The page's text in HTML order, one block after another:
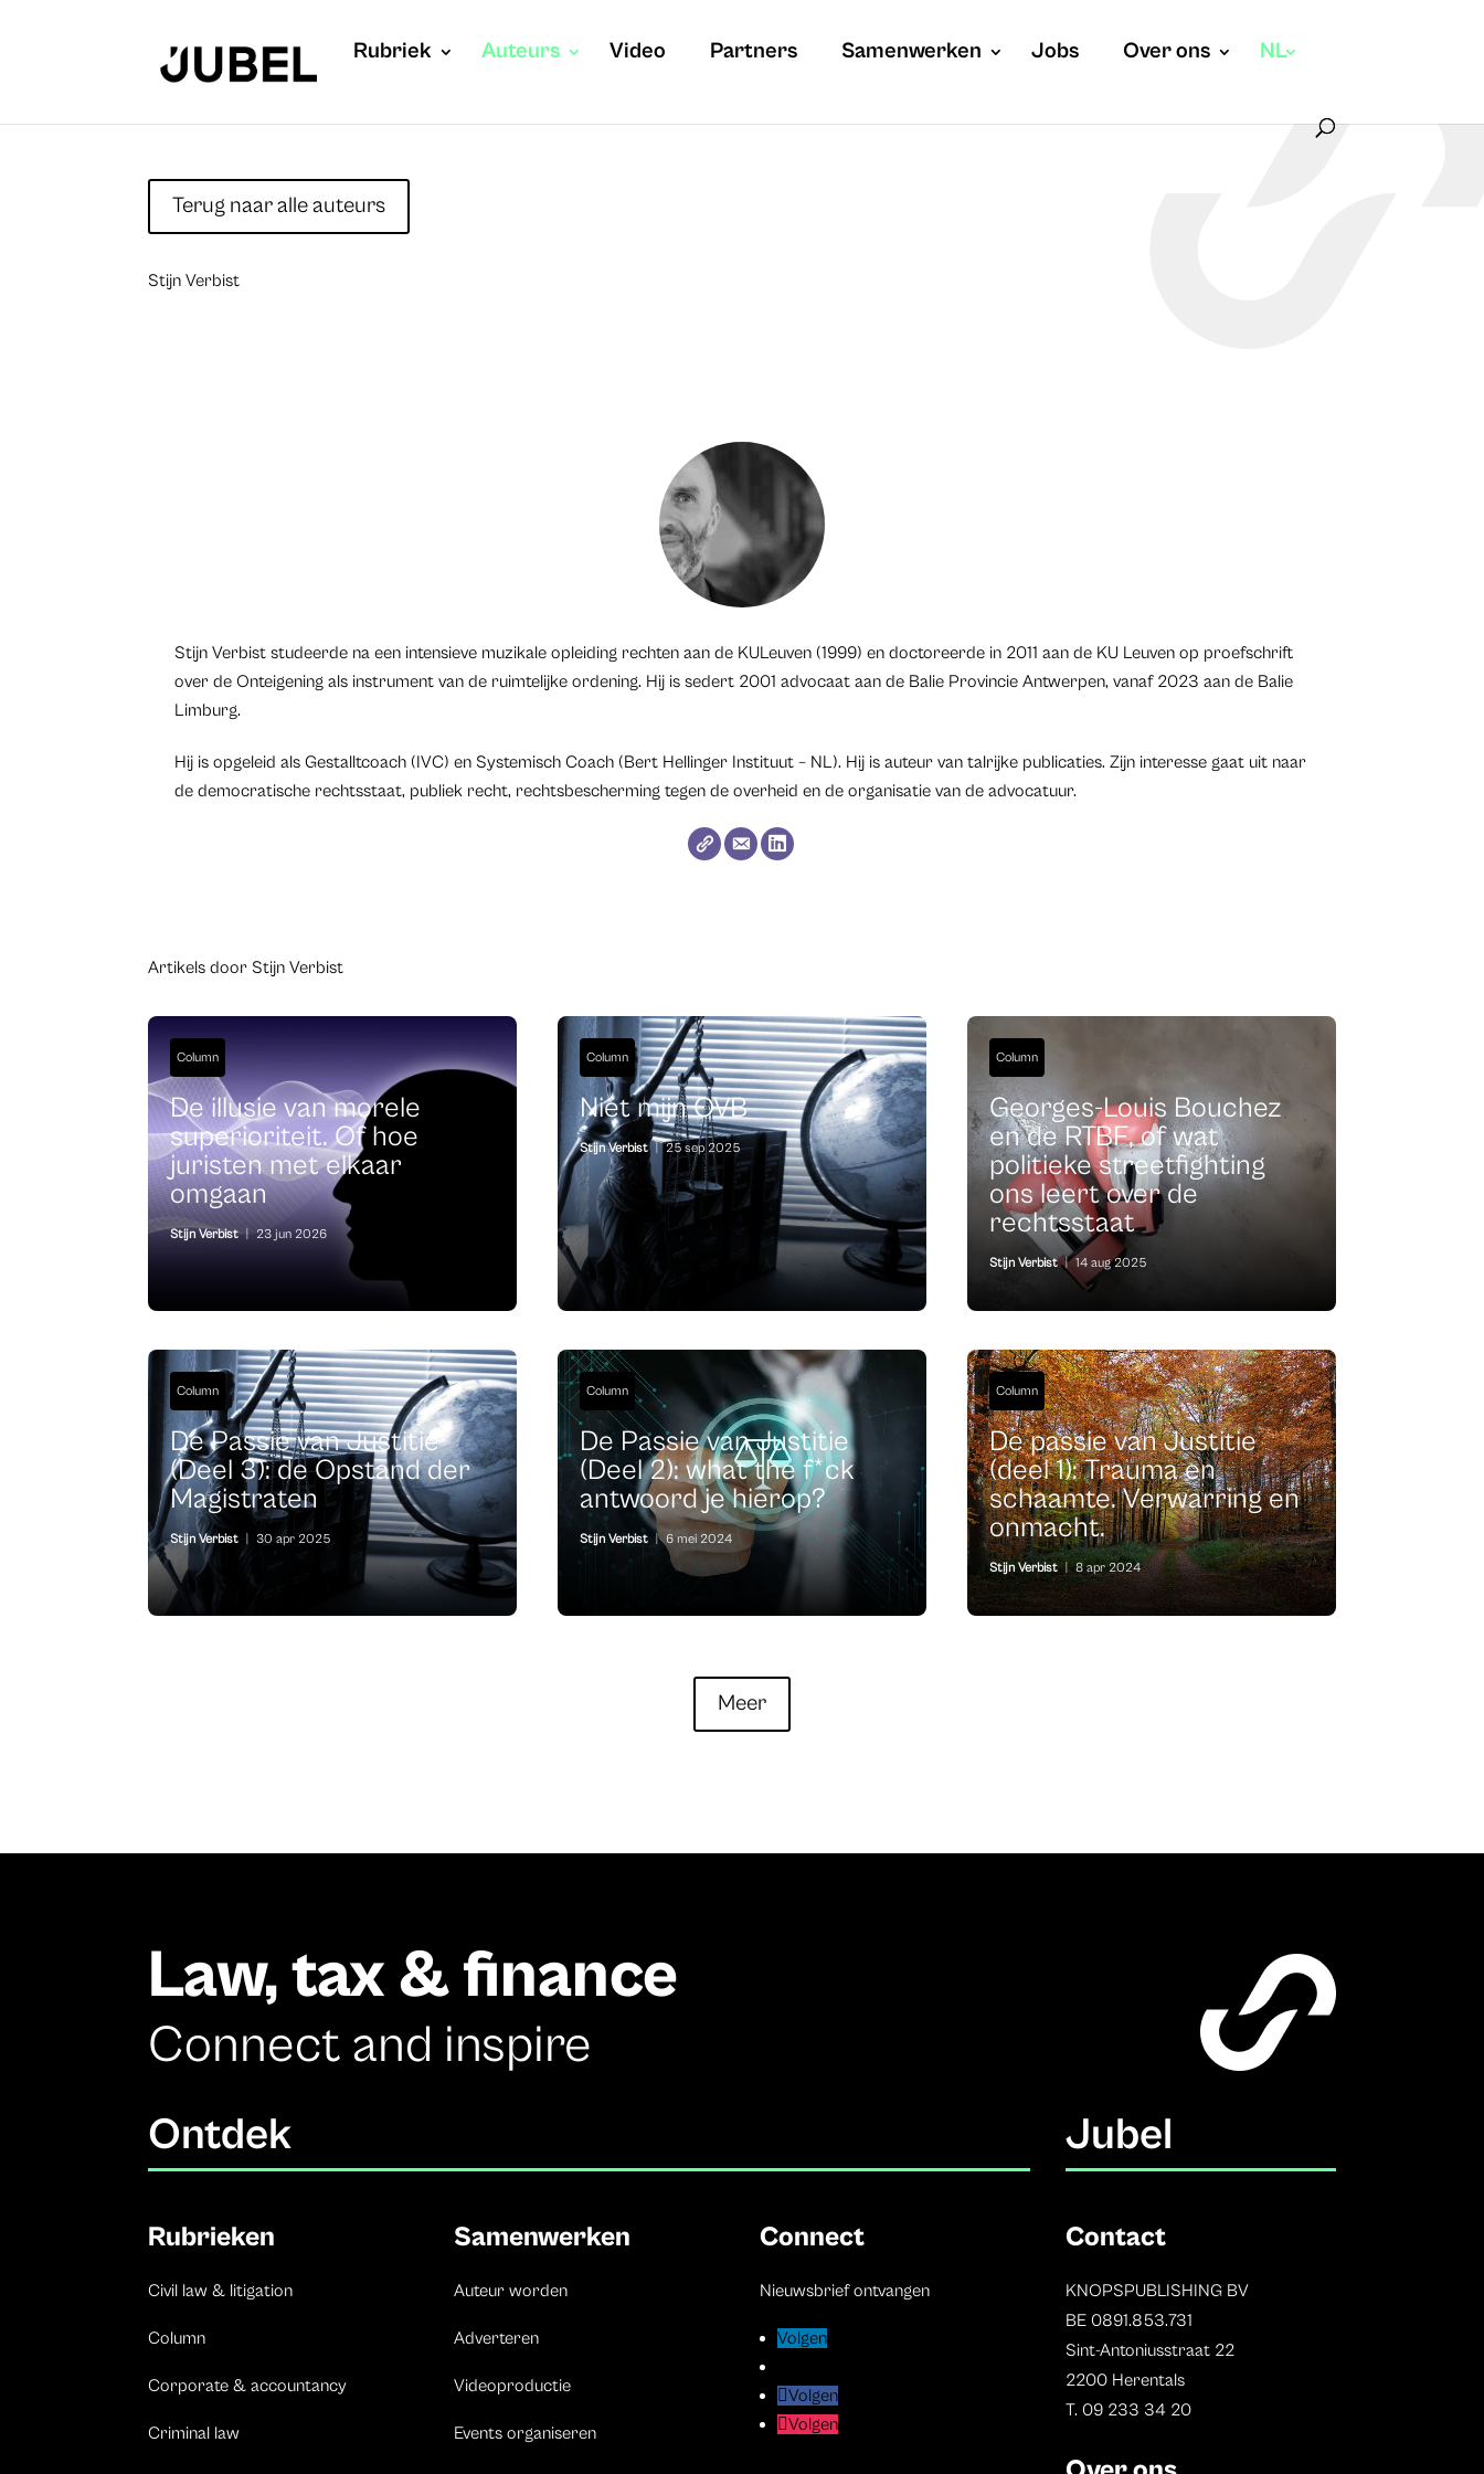
Rubriek Auteurs Video Partners Samenwerken Jobs Over ons NL
Terug naar alle auteurs
Stijn Verbist
Stijn Verbist studeerde na een intensieve muzikale opleiding rechten aan de KULeuven (1999) en doctoreerde in 2011 aan de KU Leuven op proefschrift
over de Onteigening als instrument van de ruimtelijke ordening. Hij is sedert 2001 advocaat aan de Balie Provincie Antwerpen, vanaf 2023 aan de Balie
Limburg.
Hij is opgeleid als Gestalltcoach (IVC) en Systemisch Coach (Bert Hellinger Instituut – NL). Hij is auteur van talrijke publicaties. Zijn interesse gaat uit naar
de democratische rechtsstaat, publiek recht, rechtsbescherming tegen de overheid en de organisatie van de advocatuur.
Artikels door Stijn Verbist
Column
De illusie van morele
superioriteit. Of hoe
juristen met elkaar
omgaan
Stijn Verbist | 23 jun 2026
Column
Niet mijn OVB
Stijn Verbist | 25 sep 2025
Column
Georges-Louis Bouchez
en de RTBF, of wat
politieke streetfighting
ons leert over de
rechtsstaat
Stijn Verbist | 14 aug 2025
Column
De Passie van Justitie
(Deel 3): de Opstand der
Magistraten
Stijn Verbist 30 apr 2025
Column
De Passie van Justitie
(Deel 2): what the f*ck
antwoord je hierop?
Stijn Verbist | 6 mei 2024
Column
De passie van Justitie
(deel 1): Trauma en
schaamte. Verwarring en
onmacht.
Stijn Verbist | 8 apr 2024
Meer
Law, tax & finance
Connect and inspire
Ontdek Jubel
Rubrieken
Civil law & litigation
Column
Corporate & accountancy
Criminal law
Samenwerken
Auteur worden
Adverteren
Videoproductie
Events organiseren
Connect
Nieuwsbrief ontvangen
Volgen
Volgen
Volgen
Contact
KNOPSPUBLISHING BV
BE 0891.853.731
Sint-Antoniusstraat 22
2200 Herentals
T. 09 233 34 20